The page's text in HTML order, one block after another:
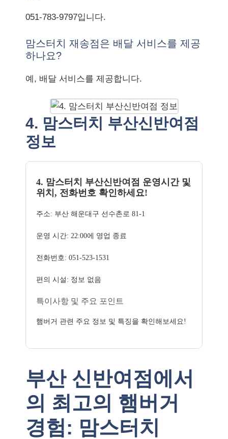
051-783-9797입니다.
맘스터치 재송점은 배달 서비스를 제공
하나요?
예, 배달 서비스를 제공합니다.
4. 맘스터치 부산신반여점
정보
4. 맘스터치 부산신반여점 운영시간 및
위치, 전화번호 확인하세요!
주소: 부산 해운대구 선수촌로 81-1
운영 시간: 22:00에 영업 종료
전화번호: 051-523-1531
편의 시설: 정보 없음
특이사항 및 주요 포인트
햄버거 관련 주요 정보 및 특징을 확인해보세요!
부산 신반여점에서
의 최고의 햄버거
경험: 맘스터치